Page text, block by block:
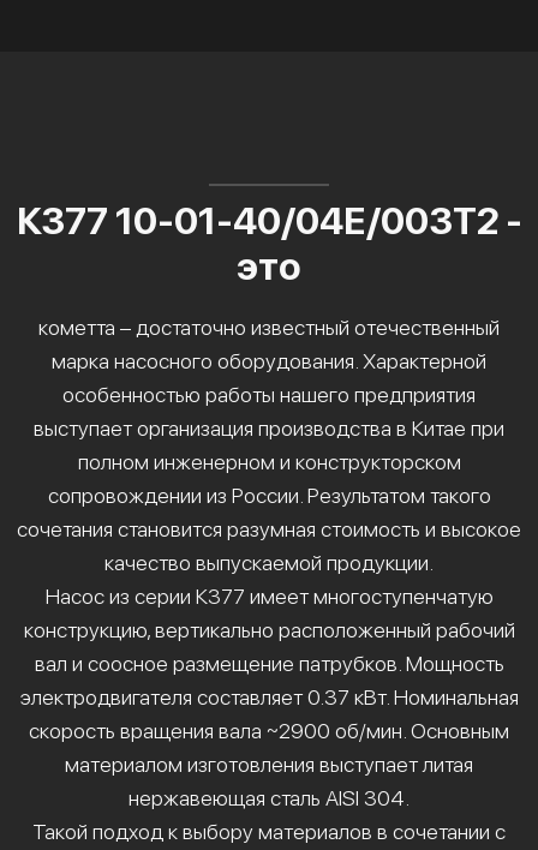
К377 10-01-40/04Е/003Т2 -
это
кометта – достаточно известный отечественный
марка насосного оборудования. Характерной
особенностью работы нашего предприятия
выступает организация производства в Китае при
полном инженерном и конструкторском
сопровождении из России. Результатом такого
сочетания становится разумная стоимость и высокое
качество выпускаемой продукции.
Насос из серии К377 имеет многоступенчатую
конструкцию, вертикально расположенный рабочий
вал и соосное размещение патрубков. Мощность
электродвигателя составляет 0.37 кВт. Номинальная
скорость вращения вала ~2900 об/мин. Основным
материалом изготовления выступает литая
нержавеющая сталь AISI 304.
Такой подход к выбору материалов в сочетании с